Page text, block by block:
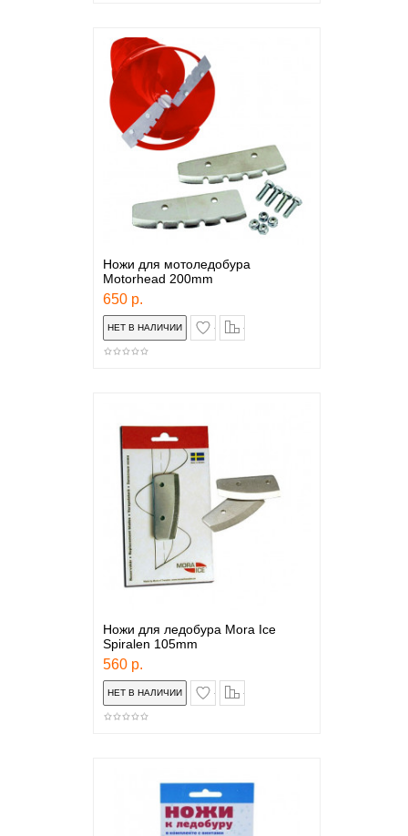
Ножи для мотоледобура
Motorhead 200mm
650 р.
в закладки
Ножи для ледобура Mora Ice
Spiralen 105mm
560 р.
в закладки